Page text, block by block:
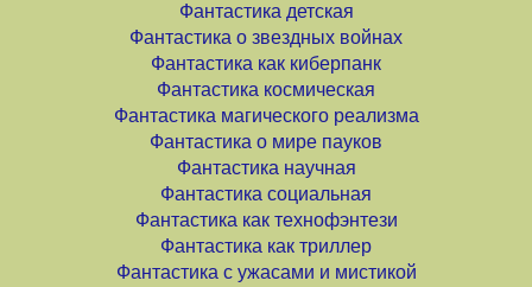
Фантастика детская
Фантастика о звездных войнах
Фантастика как киберпанк
Фантастика космическая
Фантастика магического реализма
Фантастика о мире пауков
Фантастика научная
Фантастика социальная
Фантастика как технофэнтези
Фантастика как триллер
Фантастика с ужасами и мистикой